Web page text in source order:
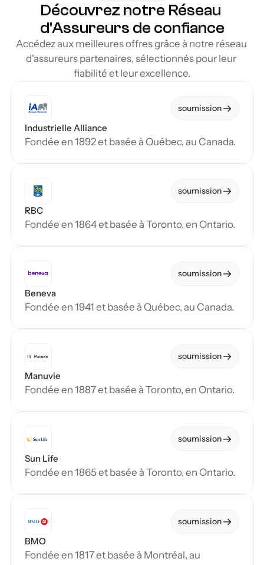
Découvrez notre Réseau
d'Assureurs de confiance
Accédez aux meilleures offres grâce à notre réseau
d'assureurs partenaires, sélectionnés pour leur
fiabilité et leur excellence.
soumission
Industrielle Alliance
Fondée en 1892 et basée à Québec, au Canada.
soumission
RBC
Fondée en 1864 et basée à Toronto, en Ontario.
soumission
Beneva
Fondée en 1941 et basée à Québec, au Canada.
soumission
Manuvie
Fondée en 1887 et basée à Toronto, en Ontario.
soumission
Sun Life
Fondée en 1865 et basée à Toronto, en Ontario.
soumission
BMO
Fondée en 1817 et basée à Montréal, au